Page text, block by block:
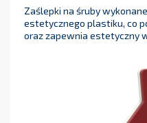
Zaślepki na śruby
estetycznego plastiku, co
oraz zapewnia estetyczny